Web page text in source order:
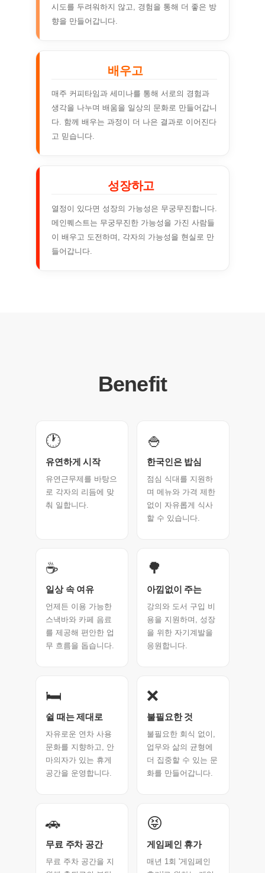
시도를 두려워하지 않고, 경험을 통해 더 좋은 방
향을 만들어갑니다.
배우고
매주 커피타임과 세미나를 통해 서로의 경험과
생각을 나누며 배움을 일상의 문화로 만들어갑니
다. 함께 배우는 과정이 더 나은 결과로 이어진다
고 믿습니다.
성장하고
열정이 있다면 성장의 가능성은 무궁무진합니다.
메인퀘스트는 무궁무진한 가능성을 가진 사람들
이 배우고 도전하며, 각자의 가능성을 현실로 만
들어갑니다.
Benefit
🕐
유연하게 시작
유연근무제를 바탕으
로 각자의 리듬에 맞
춰 일합니다.
🍚
한국인은 밥심
점심 식대를 지원하
며 메뉴와 가격 제한
없이 자유롭게 식사
할 수 있습니다.
☕
일상 속 여유
언제든 이용 가능한
스낵바와 카페 음료
를 제공해 편안한 업
무 흐름을 돕습니다.
🌳
아낌없이 주는
강의와 도서 구입 비
용을 지원하며, 성장
을 위한 자기계발을
응원합니다.
🛏️
쉴 때는 제대로
자유로운 연차 사용
문화를 지향하고, 안
마의자가 있는 휴게
공간을 운영합니다.
❌
불필요한 것
불필요한 회식 없이,
업무와 삶의 균형에
더 집중할 수 있는 문
화를 만들어갑니다.
🚗
무료 주차 공간
무료 주차 공간을 지
😝
게임페인 휴가
매년 1회 '게임페인